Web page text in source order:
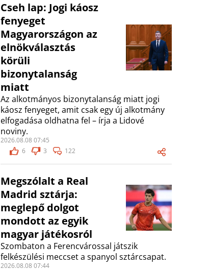
Cseh lap: Jogi káosz
fenyeget
Magyarországon az
elnökválasztás
körüli
bizonytalanság
miatt
Az alkotmányos bizonytalanság miatt jogi
káosz fenyeget, amit csak egy új alkotmány
elfogadása oldhatna fel – írja a Lidové
noviny.
2026.08.08 07:45
6
3 122
Megszólalt a Real
Madrid sztárja:
meglepő dolgot
mondott az egyik
magyar játékosról
Szombaton a Ferencvárossal játszik
felkészülési meccset a spanyol sztárcsapat.
2026.08.08 07:44